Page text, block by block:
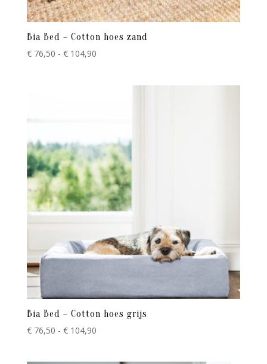
Bia Bed – Cotton hoes zand
€76,50 - €104,90Prijsklasse:
Bia Bed – Cotton hoes grijs
€76,50 - €104,90Prijsklasse: